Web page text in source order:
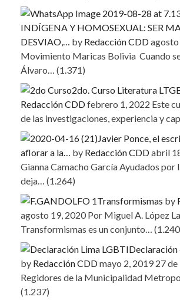
INDÍGENA Y HOMOSEXUAL: SER
DESVIAO,…
by Redacción CDD
Movimiento Maricas Bolivia Cuando
Álvaro…
(1.371)
2do. Curso Literatura
Redacción CDDfebrero 1, 2022 Este
de las investigaciones, experiencia y
Javier Ponce, el
aflorar a la…
by Redacción CDDabril
Gianna Camacho García Ayudados por
deja…
(1.264)
Transformismas by
agosto 19, 2020 Por Miguel A. López
Transformismas es un conjunto…
Declaración
by Redacción CDDmayo 2, 2019 27 de
Regidores de la Municipalidad
(1.237)